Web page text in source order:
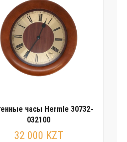
часы Hermle 30732-
032100
32 000 KZT